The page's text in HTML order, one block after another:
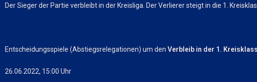
Der Sieger der Partie verbleibt in der Kreisliga. Der Verlierer steigt in die 1.
Entscheidungsspiele (Abstiegsrelegationen) um den Verbleib in der 1.
26.06.2022, 15:00 Uhr